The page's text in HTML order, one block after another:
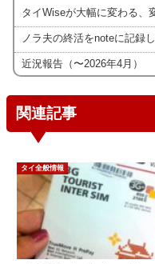
タイWiseが大幅に変わる、
ノラ夫の終活をnoteに記録
近況報告（〜2026年4月）
関連記事
タイ全般情報